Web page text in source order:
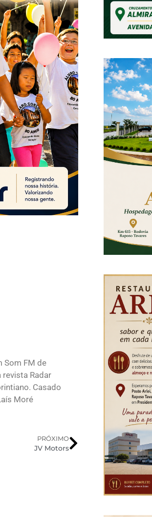
Som FM de
Radar
Casado
Moré
PRÓXIMO
JV Motors